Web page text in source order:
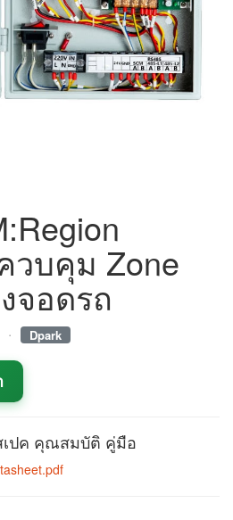
วบคุม Zone
จอดรถ
· Dpark
เปค คุณสมบัติ คู่มือ